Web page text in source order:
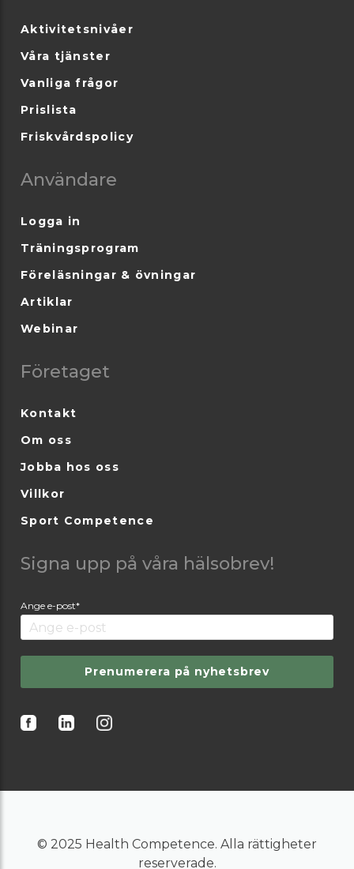
Aktivitetsnivåer
Våra tjänster
Vanliga frågor
Prislista
Friskvårdspolicy
Användare
Logga in
Träningsprogram
Föreläsningar & övningar
Artiklar
Webinar
Företaget
Kontakt
Om oss
Jobba hos oss
Villkor
Sport Competence
Signa upp på våra hälsobrev!
Ange e-post*
Prenumerera på nyhetsbrev
© 2025 Health Competence. Alla rättigheter
reserverade.